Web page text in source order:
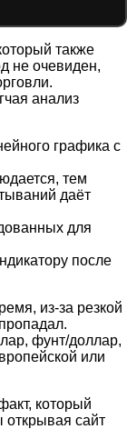
также
не очевиден,
анализ
графика с
тем
даёт
для
после
из-за резкой
фунт/доллар,
или
который
сайт